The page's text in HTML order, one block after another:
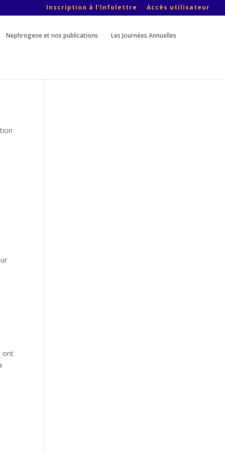
Inscription à l’Infolettre Accès utilisateur
Nephrogene et nos publications Les Journées Annuelles
ont